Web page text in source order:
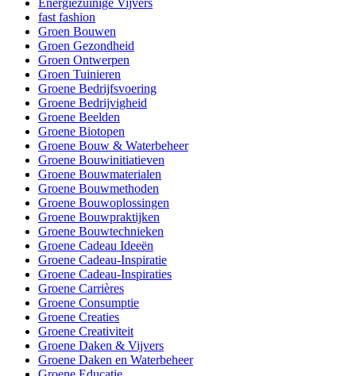
fast fashion
Groen Bouwen
Groen Gezondheid
Groen Ontwerpen
Groen Tuinieren
Groene Bedrijfsvoering
Groene Bedrijvigheid
Groene Beelden
Groene Biotopen
Groene Bouw & Waterbeheer
Groene Bouwinitiatieven
Groene Bouwmaterialen
Groene Bouwmethoden
Groene Bouwoplossingen
Groene Bouwpraktijken
Groene Bouwtechnieken
Groene Cadeau Ideeën
Groene Cadeau-Inspiratie
Groene Cadeau-Inspiraties
Groene Carrières
Groene Consumptie
Groene Creaties
Groene Creativiteit
Groene Daken & Vijvers
Groene Daken en Waterbeheer